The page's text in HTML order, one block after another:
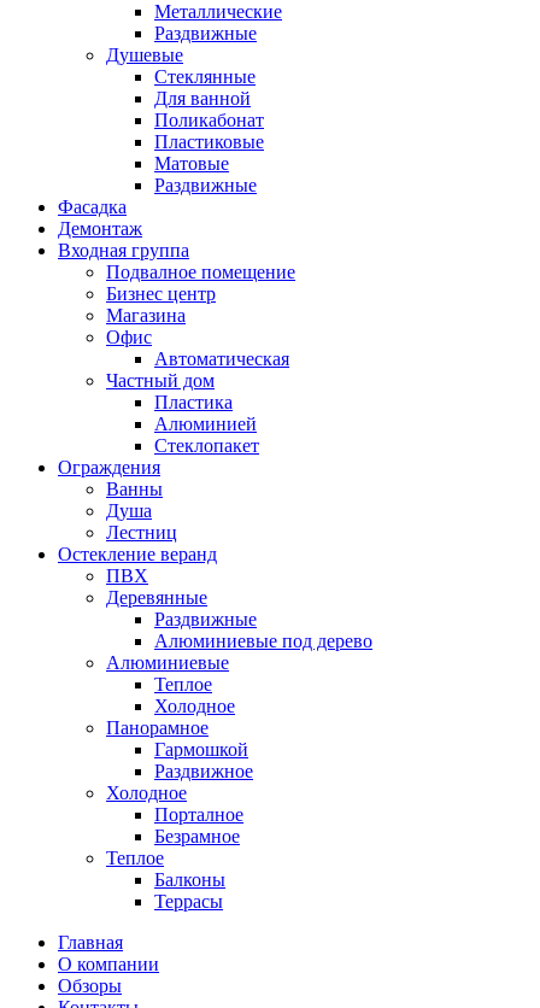
Металлические
Раздвижные
Душевые
Стеклянные
Для ванной
Поликабонат
Пластиковые
Матовые
Раздвижные
Фасадка
Демонтаж
Входная группа
Подвалное помещение
Бизнес центр
Магазина
Офис
Автоматическая
Частный дом
Пластика
Алюминией
Стеклопакет
Ограждения
Ванны
Душа
Лестниц
Остекление веранд
ПВХ
Деревянные
Раздвижные
Алюминиевые под дерево
Алюминиевые
Теплое
Холодное
Панорамное
Гармошкой
Раздвижное
Холодное
Порталное
Безрамное
Теплое
Балконы
Террасы
Главная
О компании
Обзоры